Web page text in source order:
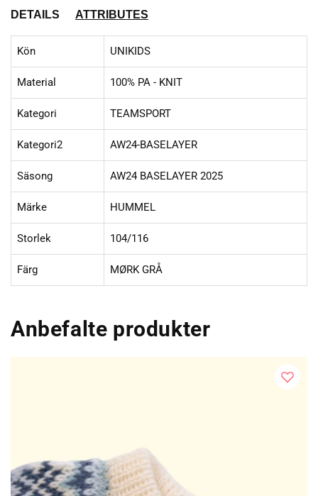
DETAILS ATTRIBUTES
Kön UNIKIDS
Material 100% PA - KNIT
Kategori TEAMSPORT
Kategori2 AW24-BASELAYER
Säsong AW24 BASELAYER 2025
Märke HUMMEL
Storlek 104/116
Färg MØRK GRÅ
Anbefalte produkter